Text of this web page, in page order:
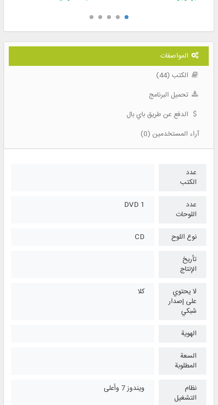
المواصفات
الكتب (44)
تحميل البرنامج
الدفع عن طريق باي بال
آراء المستخدمين (0)
عدد
الكتب
عدد
اللوحات
1 DVD
نوع اللوح
CD
تأريخ
الإنتاج
لا يحتوي
على إصدار
شبكي
كلا
الهوية
السعة
المطلوبة
نظام
التشغیل
ويندوز 7 وأعلی